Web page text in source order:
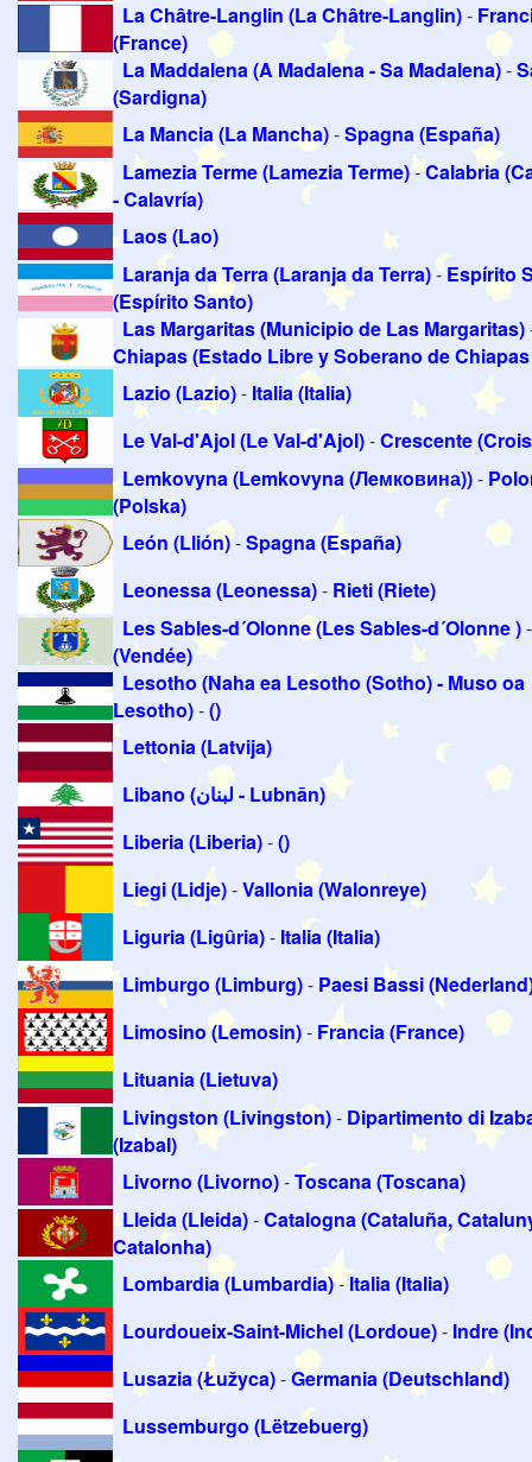
La Châtre-Langlin (La Châtre-Langlin)-
(France)
La Maddalena (A Madalena - Sa Madalena)-
(Sardigna)
La Mancia (La Mancha)-Spagna (España)
Lamezia Terme (Lamezia Terme)-Calabria
- Calavría)
Laos (Lao)
Laranja da Terra (Laranja da Terra)- Espírito
(Espírito Santo)
Las Margaritas (Municipio de Las Margaritas)
Chiapas (Estado Libre y Soberano de
Lazio (Lazio)- Italia (Italia)
Le Val-d'Ajol (Le Val-d'Ajol)-Crescente
Lemkovyna (Lemkovyna (Лeмкoвина))-
(Polska)
León (Llión)-Spagna (España)
Leonessa (Leonessa)- Rieti (Riete)
Les Sables-d´Olonne (Les Sables-d´Olonne )
(Vendée)
Lesotho (Naha ea Lesotho (Sotho) - Muso oa
Lesotho)-()
Lettonia (Latvija)
Libano (لبنان - Lubnān)
Liberia (Liberia)-()
Liegi (Lidje)-Vallonia (Walonreye)
Liguria (Ligûria)- Italia (Italia)
Limburgo (Limburg)- Paesi Bassi
Limosino (Lemosin)- Francia (France)
Lituania (Lietuva)
Livingston (Livingston)- Dipartimento di
(Izabal)
Livorno (Livorno)-Toscana (Toscana)
Lleida (Lleida)-Catalogna (Cataluña,
Catalonha)
Lombardia (Lumbardia)-Italia (Italia)
Lourdoueix-Saint-Michel (Lordoue)- Indre
Lusazia (Łužyca)-Germania (Deutschland)
Lussemburgo (Lëtzebuerg)